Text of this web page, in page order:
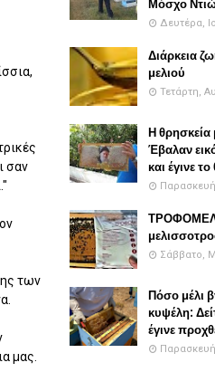
σαν
των
μας.
Μόσχο
Δευτέρα,
Διάρκεια
μελιού
Τετάρτη,
Η θρησκεία
Έβαλαν
και έγινε
Σάββατο,
Πόσο μέλι
κυψέλη:
έγινε